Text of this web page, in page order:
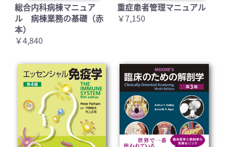
総合内科病棟マニュア
ル 病棟業務の基礎（赤
本）
￥4,840
重症患者管理マニュアル
￥7,150